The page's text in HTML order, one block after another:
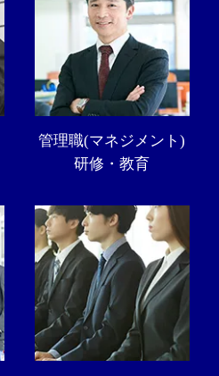
管理職(マネジメント)
研修・教育